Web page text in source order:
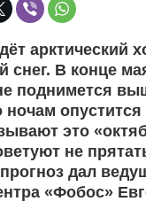
арктический
снег. В конце
поднимется
ночам
это
не
дал
«Фобос»